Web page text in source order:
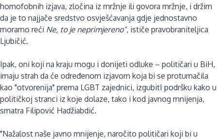
homofobnih izjava, zločina iz mržnje ili govora mržnje, i držim
da je to najjače sredstvo osvješćavanja gdje jednostavno
moramo reći Ne, to je neprimjereno", ističe pravobraniteljica
Ljubičić.
Ipak, oni koji na kraju mogu i donijeti odluke – političari u BiH,
imaju strah da će određenom izjavom koja bi se protumačila
kao "otvorenija" prema LGBT zajednici, izgubitI podršku kako u
političkoj stranci iz koje dolaze, tako i kod javnog mnijenja,
smatra Filipović Hadžiabdić.
"Nažalost naše javno mnijenje, naročito političari koji bi u